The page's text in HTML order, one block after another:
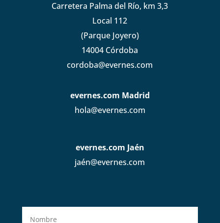
Carretera Palma del Río, km 3,3
Local 112
(Parque Joyero)
14004 Córdoba
cordoba@evernes.com
evernes.com Madrid
hola@evernes.com
evernes.com Jaén
jaén@evernes.com